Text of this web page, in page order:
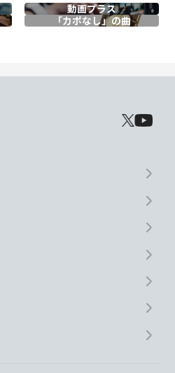
動画プラス
「カポなし」の曲